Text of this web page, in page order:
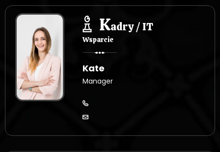
Kadry / IT
Wsparcie
Kate
Manager